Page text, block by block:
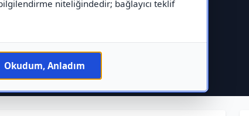
niteliğindedir; bağlayıcı teklif
Okudum, Anladım